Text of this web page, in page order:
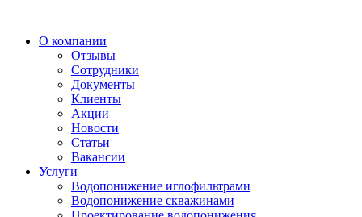
О компании
Отзывы
Сотрудники
Документы
Клиенты
Акции
Новости
Статьи
Вакансии
Услуги
Водопонижение иглофильтрами
Водопонижение скважинами